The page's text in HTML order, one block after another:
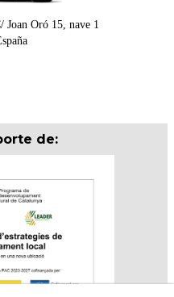
Joan Oró 15, nave 1
de: